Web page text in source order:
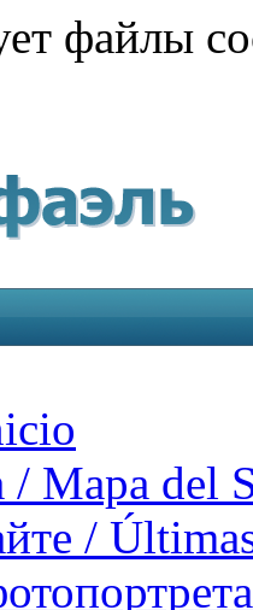
файлы
/ Mapa del
/